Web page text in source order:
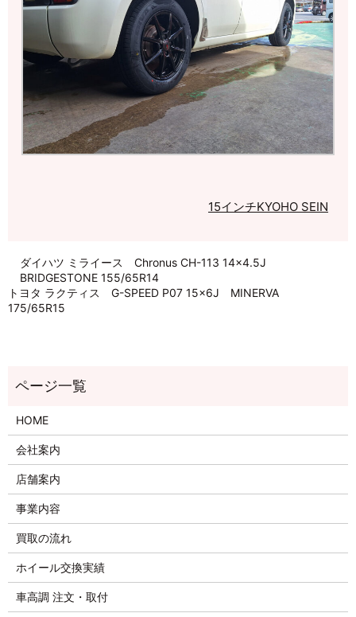
15インチKYOHO SEIN
ダイハツ ミライース Chronus CH-113 14×4.5J
BRIDGESTONE 155/65R14
トヨタ ラクティス G-SPEED P07 15×6J MINERVA
175/65R15
HOME
会社案内
店舗案内
事業内容
買取の流れ
ホイール交換実績
車高調 注文・取付